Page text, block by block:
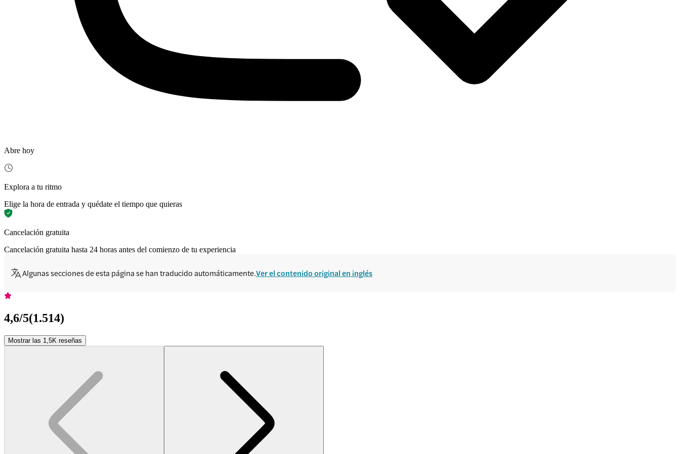
Abre hoy
Explora a tu ritmo
Elige la hora de entrada y quédate el tiempo que quieras
Cancelación gratuita
Cancelación gratuita hasta 24 horas antes del comienzo de tu experiencia
Algunas secciones de esta página se han traducido automáticamente.Ver el contenido original en inglés
4,6/5(1.514)
Mostrar las 1,5K reseñas